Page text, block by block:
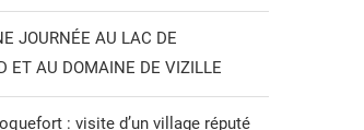
JOURNÉE AU LAC DE
ET AU DOMAINE DE VIZILLE
: visite d’un village réputé